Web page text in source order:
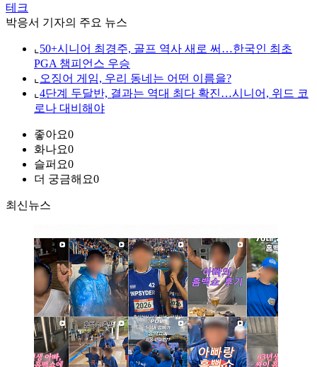
테크
박응서 기자의 주요 뉴스
⌞ 50+시니어 최경주, 골프 역사 새로 써…한국인 최초
PGA 챔피언스 우승
⌞ 오징어 게임, 우리 동네는 어떤 이름을?
⌞ 4단계 두달반, 결과는 역대 최다 확진…시니어, 위드 코
로나 대비해야
좋아요0
화나요0
슬퍼요0
더 궁금해요0
최신뉴스